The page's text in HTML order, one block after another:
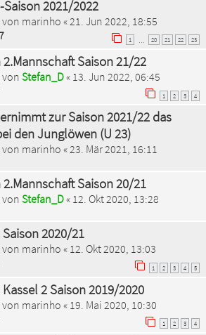
2021/2022
von marinho «21. Jun 2022, 18:55
1 … 20 21 22 23
Saison 21/22
von Stefan_D« 13. Jun 2022, 06:45
1 2 3 4
zur Saison 2021/22 das
den Junglöwen (U 23)
von marinho «23. Mär 2021, 16:11
Saison 20/21
von Stefan_D« 12. Okt 2020, 13:28
2020/21
von marinho « 12. Okt 2020, 13:03
1 2 3 4 5
2 Saison 2019/2020
von marinho « 19. Mai 2020, 10:30
1 2 3 4